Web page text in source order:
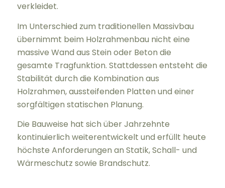
verkleidet.
Im Unterschied zum traditionellen Massivbau
übernimmt beim Holzrahmenbau nicht eine
massive Wand aus Stein oder Beton die
gesamte Tragfunktion. Stattdessen entsteht die
Stabilität durch die Kombination aus
Holzrahmen, aussteifenden Platten und einer
sorgfältigen statischen Planung.
Die Bauweise hat sich über Jahrzehnte
kontinuierlich weiterentwickelt und erfüllt heute
höchste Anforderungen an Statik, Schall- und
Wärmeschutz sowie Brandschutz.